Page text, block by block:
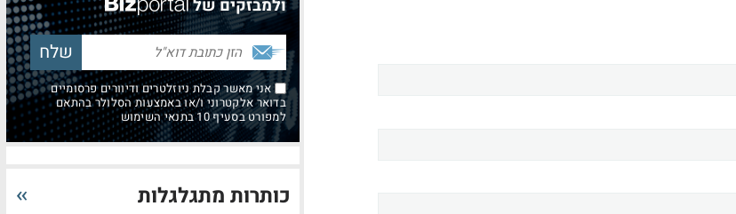
ולמבזקים של
אני מאשר קבלת ניוזלטרים ודיוורים פרסומיים
בדואר אלקטרוני ו/או באמצעות הסלולר בהתאם
למפורט בסעיף 10 בתנאי השימוש
כותרות מתגלגלות